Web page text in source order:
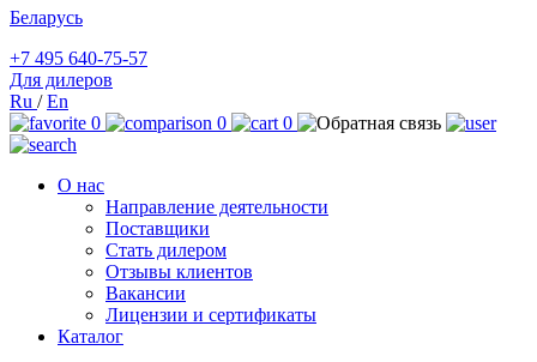
Беларусь
+7 495 640-75-57
Для дилеров
Ru /En
0
0 0
О нас
Направление деятельности
Поставщики
Стать дилером
Отзывы клиентов
Вакансии
Лицензии и сертификаты
Каталог